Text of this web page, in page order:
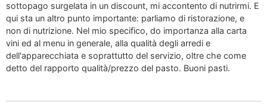
sottopago surgelata in un discount, mi accontento di nutrirmi. E
qui sta un altro punto importante: parliamo di ristorazione, e
non di nutrizione. Nel mio specifico, do importanza alla carta
vini ed al menu in generale, alla qualità degli arredi e
dell'apparecchiata e soprattutto del servizio, oltre che come
detto del rapporto qualità/prezzo del pasto. Buoni pasti.